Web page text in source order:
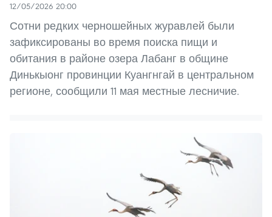
12/05/2026 20:00
Сотни редких черношейных журавлей были
зафиксированы во время поиска пищи и
обитания в районе озера Лабанг в общине
Динькыонг провинции Куангнгай в центральном
регионе, сообщили 11 мая местные лесничие.